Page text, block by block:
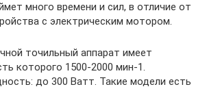
много времени и сил, в отличие от
с электрическим мотором.
точильный аппарат имеет
которого 1500-2000 мин-1.
до 300 Ватт. Такие модели есть